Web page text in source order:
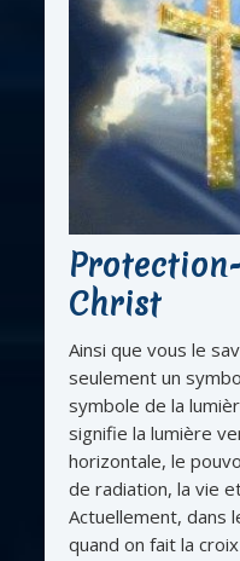
Christ
Ainsi que vous le
seulement un
symbole de la
signifie la lumière
horizontale, le
de radiation, la vie
Actuellement, dans
quand on fait la croix